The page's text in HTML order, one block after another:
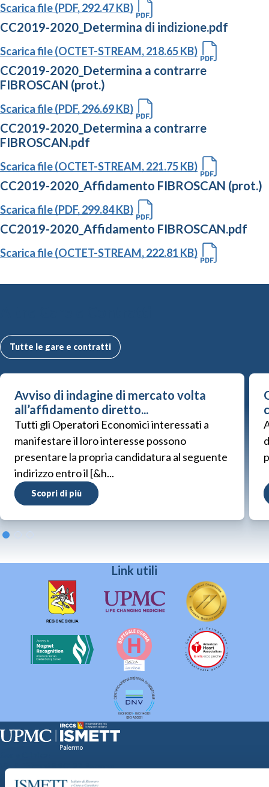
Scarica file (PDF, 292.47 KB)
CC2019-2020_Determina di indizione.pdf
Scarica file (OCTET-STREAM, 218.65 KB)
CC2019-2020_Determina a contrarre
FIBROSCAN (prot.)
Scarica file (PDF, 296.69 KB)
CC2019-2020_Determina a contrarre
FIBROSCAN.pdf
Scarica file (OCTET-STREAM, 221.75 KB)
CC2019-2020_Affidamento FIBROSCAN (prot.)
Scarica file (PDF, 299.84 KB)
CC2019-2020_Affidamento FIBROSCAN.pdf
Scarica file (OCTET-STREAM, 222.81 KB)
Tutte le gare e contratti
Avviso di indagine di mercato volta
all’affidamento diretto...
Tutti gli Operatori Economici interessati a
manifestare il loro interesse possono
presentare la propria candidatura al seguente
indirizzo entro il [&h...
Scopri di più
Link utili